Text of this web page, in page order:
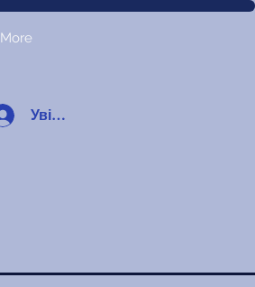
More
Увійти